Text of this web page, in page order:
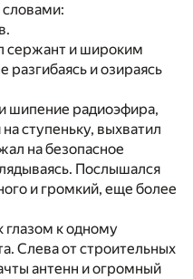
словами:
сержант и широким
разгибаясь и озираясь
шипение радиоэфира,
ступеньку, выхватил
на безопасное
Послышался
и громкий, еще более
к одному
Слева от строительных
антенн и огромный